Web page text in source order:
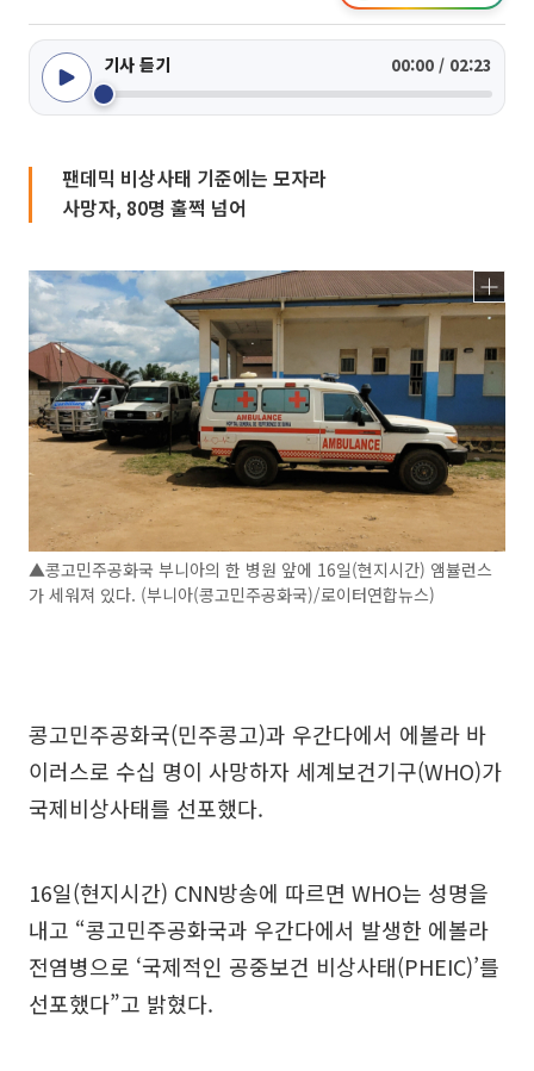
기사 듣기 00:00 / 02:23
팬데믹 비상사태 기준에는 모자라
사망자, 80명 훌쩍 넘어
▲콩고민주공화국 부니아의 한 병원 앞에 16일(현지시간) 앰뷸런스
가 세워져 있다. (부니아(콩고민주공화국)/로이터연합뉴스)
콩고민주공화국(민주콩고)과 우간다에서 에볼라 바
이러스로 수십 명이 사망하자 세계보건기구(WHO)가
국제비상사태를 선포했다.
16일(현지시간) CNN방송에 따르면 WHO는 성명을
내고 “콩고민주공화국과 우간다에서 발생한 에볼라
전염병으로 ‘국제적인 공중보건 비상사태(PHEIC)’를
선포했다”고 밝혔다.